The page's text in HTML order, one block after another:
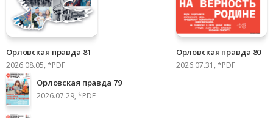
Орловская правда 81
2026.08.05, *PDF
Орловская правда 80
2026.07.31, *PDF
Орловская правда 79
2026.07.29, *PDF